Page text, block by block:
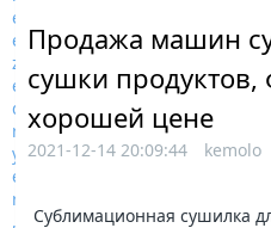
Продажа машин
сушки продуктов,
хорошей цене
2021-12-14 20:09:44 kemolo
Сублимационная сушилка